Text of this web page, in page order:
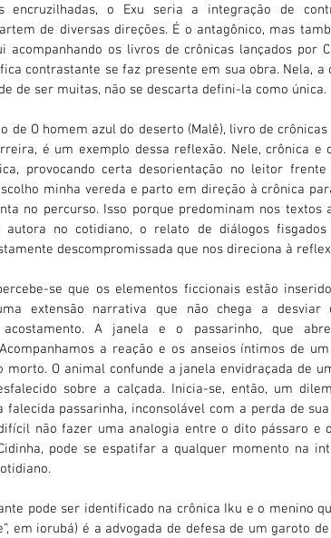
encruzilhadas, o Exu seria a integração de
de diversas direções. É o antagônico, mas
acompanhando os livros de crônicas lançados por
contrastante se faz presente em sua obra. Nela, a
de ser muitas, não se descarta defini-la como única.
de O homem azul do deserto (Malê), livro de
é um exemplo dessa reflexão. Nele, crônica e
provocando certa desorientação no leitor
minha vereda e parto em direção à crônica
no percurso. Isso porque predominam nos textos
autora no cotidiano, o relato de diálogos
descompromissada que nos direciona à
se que os elementos ficcionais estão
extensão narrativa que não chega a desviar
acostamento. A janela e o passarinho, que
a reação e os anseios íntimos de
morto. O animal confunde a janela envidraçada de
sobre a calçada. Inicia-se, então, um
falecida passarinha, inconsolável com a perda de
não fazer uma analogia entre o dito pássaro e
pode se espatifar a qualquer momento na
pode ser identificado na crônica Iku e o menino
em iorubá) é a advogada de defesa de um garoto